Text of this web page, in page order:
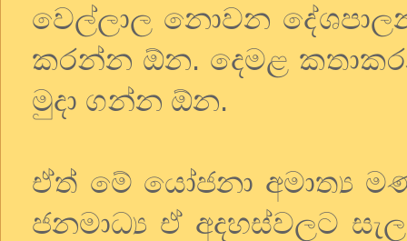
වෙල්ලාල නොවන
කරන්න ඕන. දෙමළ
මුදා ගන්න ඕන.
ඒත් මේ යෝජනා අමාත්‍ය
ජනමාධ්‍ය ඒ අදහස්වලට